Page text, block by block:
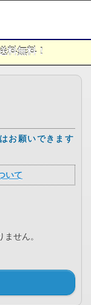
お願いできます
いて
せん。